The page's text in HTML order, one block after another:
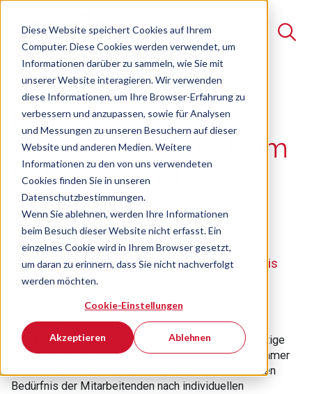
Diese Website speichert Cookies auf Ihrem
Computer. Diese Cookies werden verwendet, um
Informationen darüber zu sammeln, wie Sie mit
unserer Website interagieren. Wir verwenden
diese Informationen, um Ihre Browser-Erfahrung zu
verbessern und anzupassen, sowie für Analysen
und Messungen zu unseren Besuchern auf dieser
Website und anderen Medien. Weitere
Informationen zu den von uns verwendeten
Cookies finden Sie in unseren
Datenschutzbestimmungen.
Wenn Sie ablehnen, werden Ihre Informationen
beim Besuch dieser Website nicht erfasst. Ein
einzelnes Cookie wird in Ihrem Browser gesetzt,
um daran zu erinnern, dass Sie nicht nachverfolgt
werden möchten.
Cookie-Einstellungen
Akzeptieren Ablehnen
Suche
Es gibt keine Vorschläge, da das Suchfeld leer ist.
Flexible
Arbeitszeitmodelle im
Schichtdienst
Online-Seminar Freie Plätze verfügbar
Überblick über erprobte Modelle aus der Praxis
Die Schichtplangestaltung wird herausfordernder: So
müssen Betriebe heute nicht nur flexibel auf kurzfristige
Kundenanforderungen reagieren, sondern auch mit immer
kleineren Arbeitsplatzgruppen und dem zunehmenden
Bedürfnis der Mitarbeitenden nach individuellen